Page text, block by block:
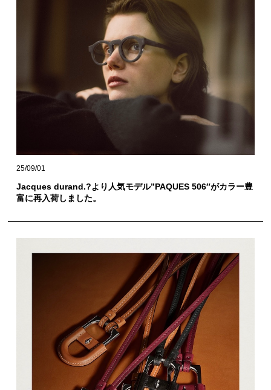
25/09/01
Jacques durand.?より人気モデル”PAQUES 506″がカラー豊
富に再入荷しました。